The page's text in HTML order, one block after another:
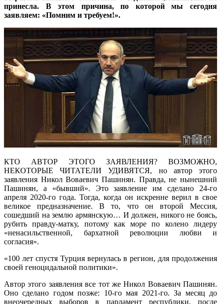
принесла. В этом причина, по которой мы сегодня
заявляем: «Помним и требуем!».
КТО АВТОР ЭТОГО ЗАЯВЛЕНИЯ? ВОЗМОЖНО,
НЕКОТОРЫЕ ЧИТАТЕЛИ УДИВЯТСЯ, но автор этого
заявления Никол Воваевич Пашинян. Правда, не нынешний
Пашинян, а «бывший». Это заявление им сделано 24-го
апреля 2020-го года. Тогда, когда он искренне верил в свое
великое предназначение. В то, что он второй Мессия,
сошедший на землю армянскую… И должен, никого не боясь,
рубить правду-матку, потому как море по колено лидеру
«ненасильственной, бархатной революции любви и
согласия».
«100 лет спустя Турция вернулась в регион, для продолжения
своей геноцидальной политики».
Автор этого заявления все тот же Никол Воваевич Пашинян.
Оно сделано годом позже: 10-го мая 2021-го. За месяц до
внеочередных выборов в парламент республики, после